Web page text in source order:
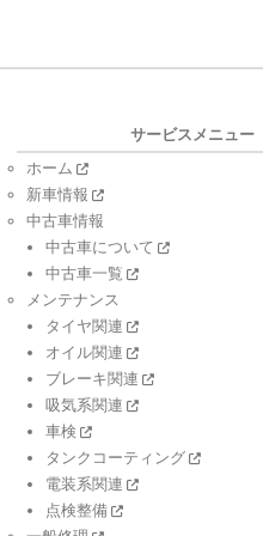
サービスメニュー
ホーム
新車情報
中古車情報
中古車について
中古車一覧
メンテナンス
タイヤ関連
オイル関連
ブレーキ関連
吸気系関連
車検
タンクコーティング
電装系関連
点検整備